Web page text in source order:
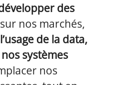
des
sur nos marchés,
de la data,
systèmes
nos